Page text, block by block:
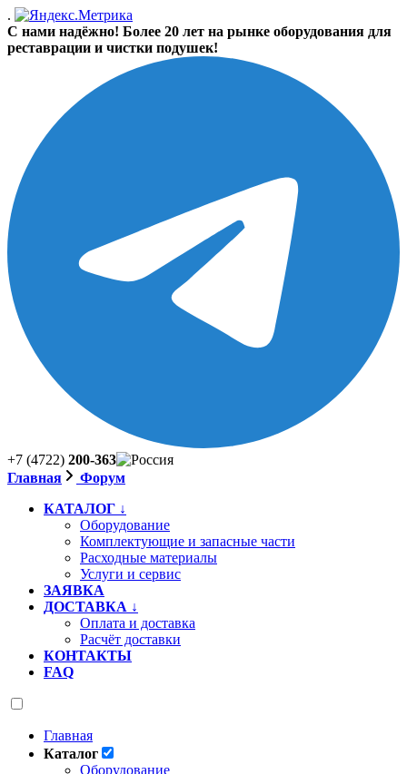
.
С нами надёжно! Более 20 лет на рынке оборудования для
реставрации и чистки подушек!
+7 (4722) 200-363
Главная
Форум
КАТАЛОГ ↓
Оборудование
Комплектующие и запасные части
Расходные материалы
Услуги и сервис
ЗАЯВКА
ДОСТАВКА ↓
Оплата и доставка
Расчёт доставки
КОНТАКТЫ
FAQ
Главная
Каталог
Оборудование